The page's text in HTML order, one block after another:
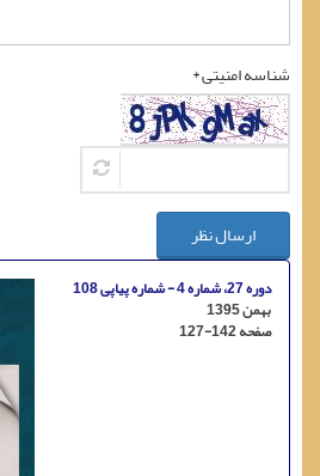
شناسه امنیتی *
ارسال نظر
دوره 27، شماره 4 - شماره پیاپی 108
بهمن 1395
صفحه127-142